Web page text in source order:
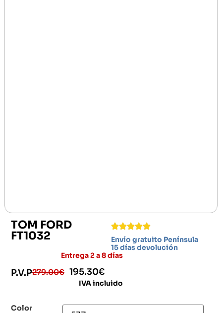
TOM FORD
FT1032
Envío gratuito Península
15 días devolución
Entrega 2 a 8 días
P.V.P279.00€ 195.30€
IVA incluido
Color